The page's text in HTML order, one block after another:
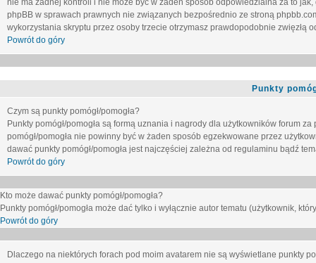
nie ma żadnej kontroli i nie może być w żaden sposób odpowiedzialna za to
phpBB w sprawach prawnych nie związanych bezpośrednio ze stroną
wykorzystania skryptu przez osoby trzecie otrzymasz prawdopodobnie zwięzłą
Powrót do góry
Punkty
Czym są punkty pomógł/pomogła?
Punkty pomógł/pomogła są formą uznania i nagrody dla użytkowników forum
pomógł/pomogła nie powinny być w żaden sposób egzekwowane przez
dawać punkty pomógł/pomogła jest najczęściej zależna od regulaminu bądź
Powrót do góry
Kto może dawać punkty pomógł/pomogła?
Punkty pomógł/pomogła może dać tylko i wyłącznie autor tematu (użytkownik,
Powrót do góry
Dlaczego na niektórych forach pod moim avatarem nie są wyświetlane punkty